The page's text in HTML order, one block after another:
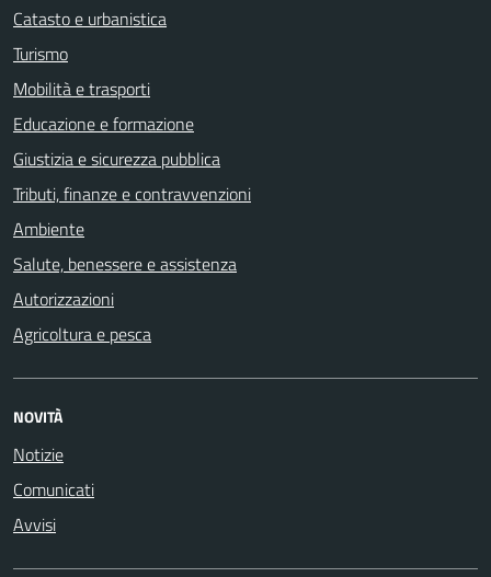
Catasto e urbanistica
Turismo
Mobilità e trasporti
Educazione e formazione
Giustizia e sicurezza pubblica
Tributi, finanze e contravvenzioni
Ambiente
Salute, benessere e assistenza
Autorizzazioni
Agricoltura e pesca
NOVITÀ
Notizie
Comunicati
Avvisi